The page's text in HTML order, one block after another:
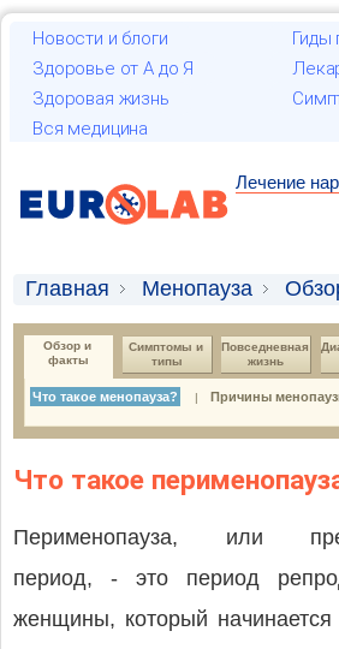
Новости и блоги
Гиды
Здоровье от А до Я
Здоровая жизнь
Вся медицина
Лечение
Главная Менопауза
Что такое менопауза?
Обзор и
факты
Симптомы и
типы
Повседневная
жизнь
Что такое менопауза? | Причины
Что такое
Перименопауза, или
период, - это период
женщины, который начинается